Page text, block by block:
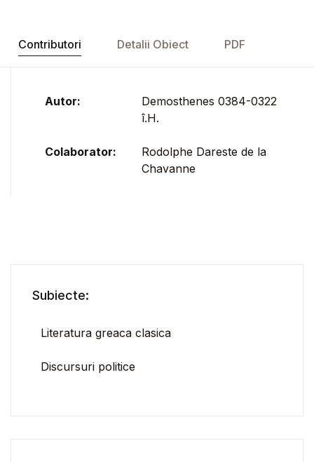
Contributori Detalii Obiect PDF
Autor:
Demosthenes 0384-0322
î.H.
Colaborator:
Rodolphe Dareste de la
Chavanne
Subiecte:
Literatura greaca clasica
Discursuri politice